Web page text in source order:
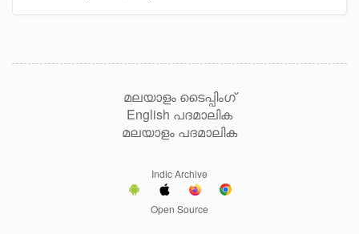
മലയാളം ടൈപ്പിംഗ്
English പദമാലിക
മലയാളം പദമാലിക
Indic Archive
Open Source